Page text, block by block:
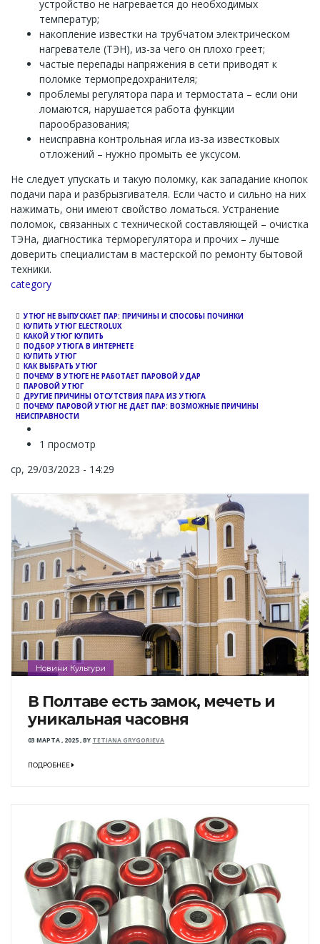
устройство не нагревается до необходимых
температур;
накопление известки на трубчатом электрическом
нагревателе (ТЭН), из-за чего он плохо греет;
частые перепады напряжения в сети приводят к
поломке термопредохранителя;
проблемы регулятора пара и термостата – если они
ломаются, нарушается работа функции
парообразования;
неисправна контрольная игла из-за известковых
отложений – нужно промыть ее уксусом.
Не следует упускать и такую поломку, как западание кнопок
подачи пара и разбрызгивателя. Если часто и сильно на них
нажимать, они имеют свойство ломаться. Устранение
поломок, связанных с технической составляющей – очистка
ТЭНа, диагностика терморегулятора и прочих – лучше
доверить специалистам в мастерской по ремонту бытовой
техники.
Channel
category
УТЮГ НЕ ВЫПУСКАЕТ ПАР: ПРИЧИНЫ И СПОСОБЫ ПОЧИНКИ
КУПИТЬ УТЮГ ELECTROLUX
КАКОЙ УТЮГ КУПИТЬ
ПОДБОР УТЮГА В ИНТЕРНЕТЕ
КУПИТЬ УТЮГ
КАК ВЫБРАТЬ УТЮГ
ПОЧЕМУ В УТЮГЕ НЕ РАБОТАЕТ ПАРОВОЙ УДАР
ПАРОВОЙ УТЮГ
ДРУГИЕ ПРИЧИНЫ ОТСУТСТВИЯ ПАРА ИЗ УТЮГА
ПОЧЕМУ ПАРОВОЙ УТЮГ НЕ ДАЕТ ПАР: ВОЗМОЖНЫЕ ПРИЧИНЫ
НЕИСПРАВНОСТИ
1 просмотр
ср, 29/03/2023 - 14:29
Новини Культури
В Полтаве есть замок, мечеть и
уникальная часовня
03 МАРТА , 2025,BY TETIANA GRYGORIEVA
ПОДРОБНЕЕ